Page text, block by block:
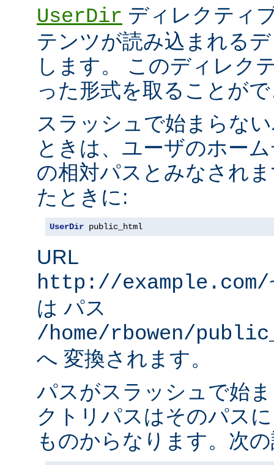
UserDir ディレクティ
テンツが読み込まれる
します。 このディレク
った形式を取ることが
スラッシュで始まらな
ときは、ユーザのホー
の相対パスとみなされ
たときに:
UserDir public_html
URL
http://
は パス
/home/rbowen/
へ 変換されます。
パスがスラッシュで始
クトリパスはそのパス
ものからなります。次